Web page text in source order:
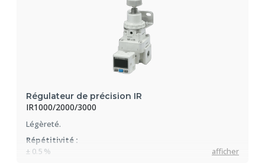
Régulateur de précision IR
IR1000/2000/3000
Légèreté.
Répétitivité :
± 0.5 %
afficher